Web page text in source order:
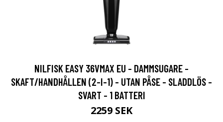
NILFISK EASY 36VMAX EU - DAMMSUGARE -
SKAFT/HANDHÅLLEN (2-I-1) - UTAN PÅSE - SLADDLÖS -
SVART - 1 BATTERI
2259 SEK